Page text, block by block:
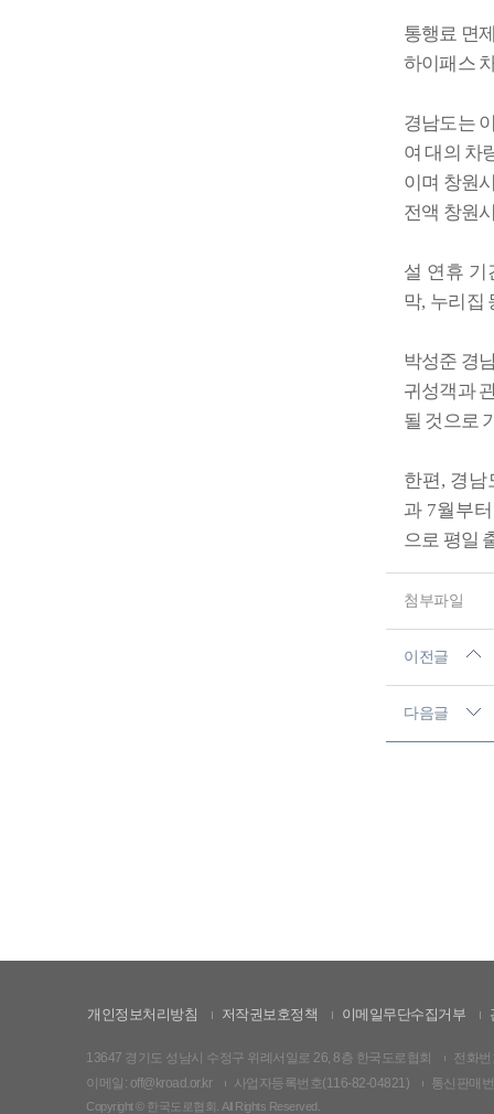
통행료 면
하이패스
경남도는
여 대의 차
이며 창원
전액 창원
설 연휴 기
막, 누리집
박성준 경
귀성객과
될 것으로
한편, 경남
과 7월부
으로 평일
첨부파일
이전글
다음글
개인정보처리방침 저작권보호정책 이메일무단수집거부
13647 경기도 성남시 수정구 위례서일로 26, 8층 한국도로협회
전화
이메일: off@kroad.or.kr
사업자등록번호(116-82-04821) 통신판매
Copyright © 한국도로협회. All Rights Reserved.